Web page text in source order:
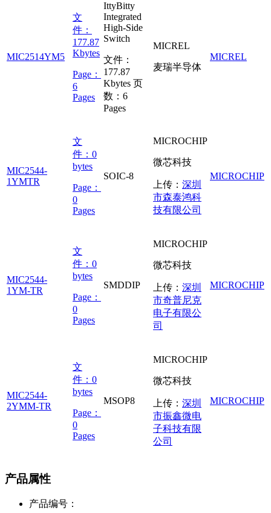
MIC2514YM5
文
件：
177.87
Kbytes
Page：
6
Pages
IttyBitty
Integrated
High-Side
Switch
文件：
177.87
Kbytes 页
数： 6
Pages
MICREL
麦瑞半导体
MICREL
MIC2544-
1YMTR
文
件： 0
bytes
Page：
0
Pages
SOIC-8
MICROCHIP
微芯科技
上传： 深圳
市森泰鸿科
技有限公司
MICROCHIP
MIC2544-
1YM-TR
文
件： 0
bytes
Page：
0
Pages
SMDDIP
MICROCHIP
微芯科技
上传： 深圳
市奇普尼克
电子有限公
司
MICROCHIP
MIC2544-
2YMM-TR
文
件： 0
bytes
Page：
0
Pages
MSOP8
MICROCHIP
微芯科技
上传： 深圳
市振鑫微电
子科技有限
公司
MICROCHIP
产品属性
产品编号：